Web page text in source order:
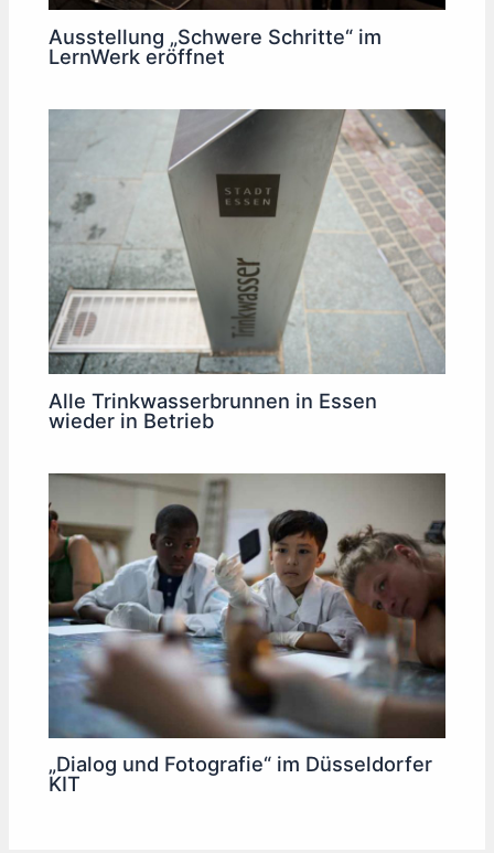
Ausstellung „Schwere Schritte“ im
LernWerk eröffnet
Alle Trinkwasserbrunnen in Essen
wieder in Betrieb
„Dialog und Fotografie“ im Düsseldorfer
KIT